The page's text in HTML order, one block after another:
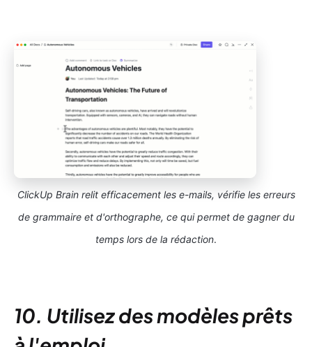
ClickUp Brain relit efficacement les e-mails, vérifie les erreurs
de grammaire et d'orthographe, ce qui permet de gagner du
temps lors de la rédaction.
10. Utilisez des modèles prêts